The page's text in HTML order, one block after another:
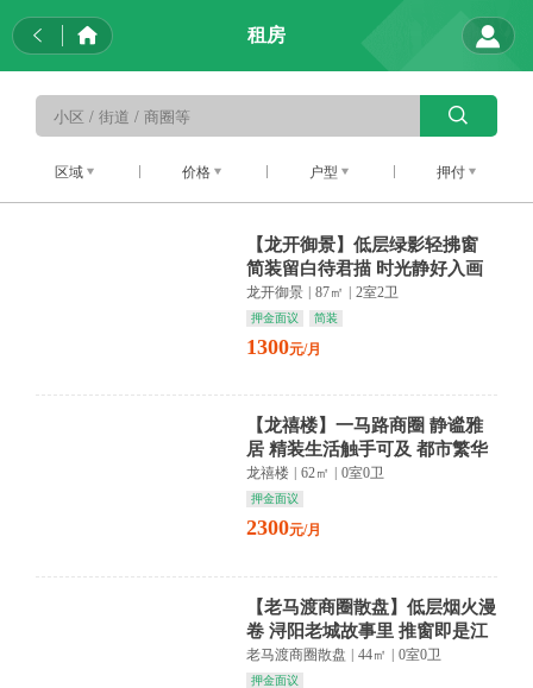
租房
区域 价格 户型 押付
【龙开御景】低层绿影轻拂窗
简装留白待君描 时光静好入画
来
龙开御景 87㎡ 2室2卫
押金面议 简装
1300元/月
【龙禧楼】一马路商圈 静谧雅
居 精装生活触手可及 都市繁华
与宁静共存
龙禧楼 62㎡ 0室0卫
押金面议
2300元/月
【老马渡商圈散盘】低层烟火漫
卷 浔阳老城故事里 推窗即是江
湖味
老马渡商圈散盘 44㎡ 0室0卫
押金面议